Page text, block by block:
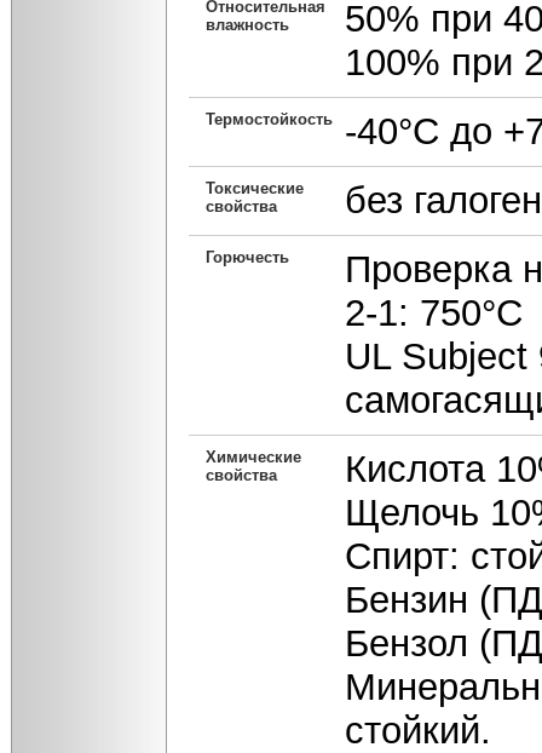
Относительная
влажность
50% при
100% при
Термостойкость -40°С до
Токсические
свойства
без
Горючесть
Проверка
2-1: 750°С
UL Subject
Химические
свойства
Кислота
Щелочь
Спирт:
Бензин
Бензол
стойкий.